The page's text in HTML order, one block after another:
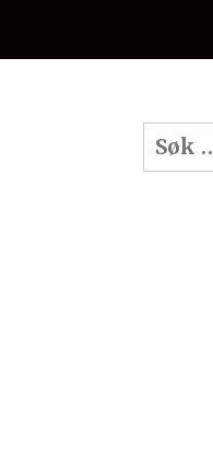
Søk
etter: